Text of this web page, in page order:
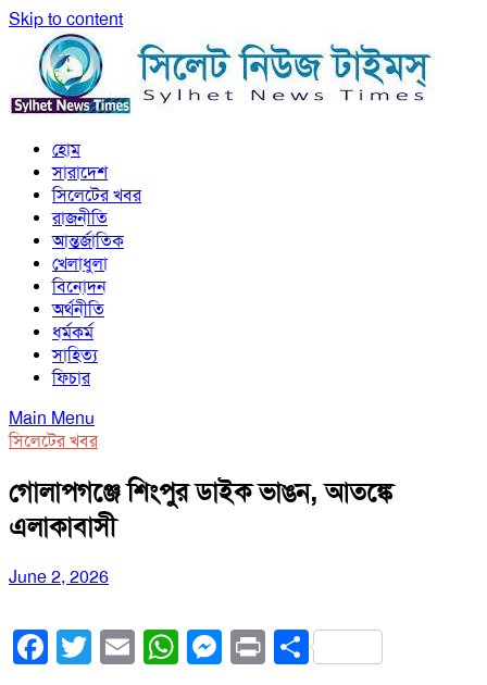
Skip to content
সিলেট নিউজ টাইমস্ | Sylhet News Times
সিলেট নিউজ টাইমস্ | Sylhet News Times
হোম
সারাদেশ
সিলেটের খবর
রাজনীতি
আন্তর্জাতিক
খেলাধুলা
বিনোদন
অর্থনীতি
ধর্মকর্ম
সাহিত্য
ফিচার
Main Menu
সিলেটের খবর
গোলাপগঞ্জে শিংপুর ডাইক ভাঙন, আতঙ্কে
এলাকাবাসী
June 2, 2026
Facebook
Twitter
EmailWhatsApp
Messenger
PrintShare